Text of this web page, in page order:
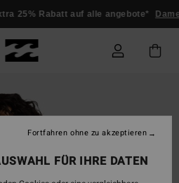
25% Rabatt auf alle angebote*
FÜR IHRE DATEN
Fortfahren ohne zu akzeptieren